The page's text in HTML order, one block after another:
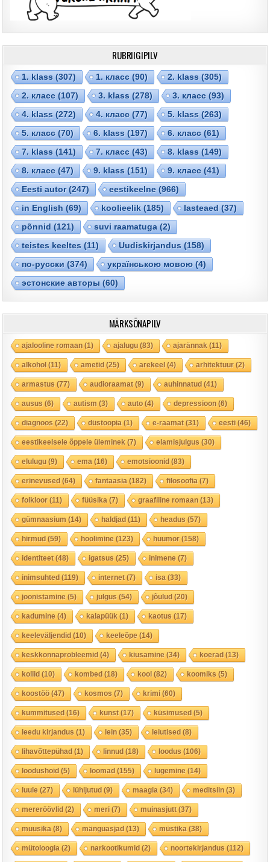
RUBRIIGIPILV
1. klass (307) 1. класс (90) 2. klass (305)
2. класс (107) 3. klass (278) 3. класс (93)
4. klass (272) 4. класс (77) 5. klass (263)
5. класс (70) 6. klass (197) 6. класс (61)
7. klass (141) 7. класс (43) 8. klass (149)
8. класс (47) 9. klass (151) 9. класс (41)
Eesti autor(247) eestikeelne (966)
in English (69) koolieelik (185) lasteaed (37)
põnnid (121) suvi raamatuga (2)
teistes keeltes (11) Uudiskirjandus (158)
по-русски (374) українською мовою (4)
эстонские авторы (60)
MÄRKSÕNAPILV
ajalooline romaan(1) ajalugu(83) ajarännak (11)
alkohol(11) ametid(25) arekeel(4) arhitektuur(2)
armastus (77) audioraamat(9) auhinnatud(41)
ausus (6) autism (3) auto(4) depressioon(6)
diagnoos (22) düstoopia (1) e-raamat(31) eesti(46)
eestikeelsele õppele üleminek (7) elamisjulgus (30)
elulugu(9) ema (16) emotsioonid(83)
erinevused(64) fantaasia (182) filosoofia (7)
folkloor(11) füüsika (7) graafiline romaan(13)
gümnaasium (14) haldjad(11) headus (57)
hirmud(59) hoolimine (123) huumor(158)
identiteet(48) igatsus (25) inimene (7)
inimsuhted(119) internet(7) isa (33)
joonistamine (5) julgus (54) jõulud(20)
kadumine (4) kalapüük (1) kaotus (17)
keeleväljendid(10) keeleõpe (14)
keskkonnaprobleemid(4) kiusamine (34) koerad(13)
kollid(10) kombed(18) kool(82) koomiks (5)
koostöö(47) kosmos (7) krimi(60)
kummitused(16) kunst(17) küsimused(5)
leedu kirjandus (1) lein(35) leiutised(8)
lihavõttepühad(1) linnud(18) loodus (106)
loodushoid(5) loomad(155) lugemine (14)
luule (27) lühijutud(9) maagia (34) meditsiin(3)
mereröövlid(2) meri(7) muinasjutt(37)
muusika (8) mänguasjad(13) müstika (38)
mütoloogia (2) narkootikumid(2) noortekirjandus (112)